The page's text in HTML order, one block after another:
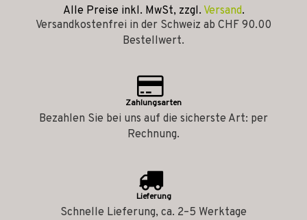
Alle Preise inkl. MwSt, zzgl. Versand.
Versandkostenfrei in der Schweiz ab CHF 90.00
Bestellwert.
Zahlungsarten
Bezahlen Sie bei uns auf die sicherste Art: per
Rechnung.
Lieferung
Schnelle Lieferung, ca. 2–5 Werktage